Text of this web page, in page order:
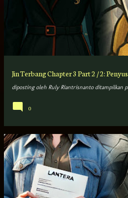
Jin Terbang Chapter 3 Part 2 / 2:
diposting oleh Ruly Riantrisnanto ditampilkan
0